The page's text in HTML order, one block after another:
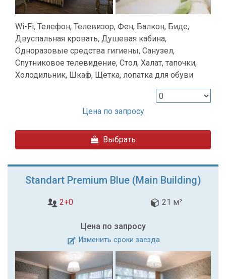
Wi-Fi, Телефон, Телевизор, Фен, Балкон, Биде,
Двуспальная кровать, Душевая кабина,
Одноразовые средства гигиены, Санузел,
Спутниковое телевидение, Стол, Халат, тапочки,
Холодильник, Шкаф, Щетка, лопатка для обуви
Цена по запросу
Выбрать
Standart Premium Blue (Main Building)
2+0 21 м²
Цена по запросу
Изменить сроки заезда